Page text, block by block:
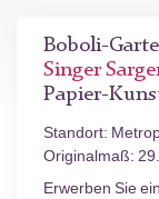
Boboli-
Singer
Papier-
Standort:
Originalmaß:
Erwerben Sie